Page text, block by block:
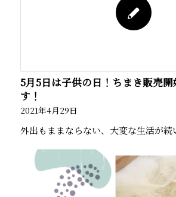
5月5日は子供の日！ちまき販売
す！
2021年4月29日
外出もままならない、大変な生活が